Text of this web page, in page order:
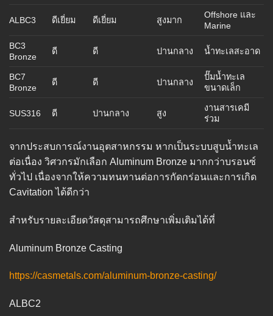
ALBC3 ดีเยี่ยม ดีเยี่ยม สูงมาก
Offshore และ
Marine
BC3
Bronze
ดี ดี ปานกลาง น้ำทะเลสะอาด
BC7
Bronze
ดี ดี ปานกลาง
ปั๊มน้ำทะเล
ขนาดเล็ก
SUS316 ดี ปานกลาง สูง
งานสารเคมี
ร่วม
จากประสบการณ์งานอุตสาหกรรม หากเป็นระบบสูบน้ำทะเล
ต่อเนื่อง วิศวกรมักเลือก Aluminum Bronze มากกว่าบรอนซ์
ทั่วไป เนื่องจากให้ความทนทานต่อการกัดกร่อนและการเกิด
Cavitation ได้ดีกว่า
สำหรับรายละเอียดวัสดุสามารถศึกษาเพิ่มเติมได้ที่
Aluminum Bronze Casting
https://casmetals.com/aluminum-bronze-casting/
ALBC2